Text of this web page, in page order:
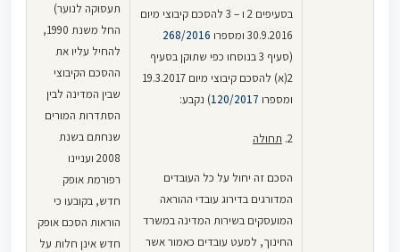
בסעיפים 2 ו – 3 להסכם קיבוצי מיום
30.9.2016 ומספרו
268/2016
(סעיף 3 בנוסחו כפי שתוקן בסעיף
2(א) להסכם קיבוצי מיום 19.3.2017
ומספרו 120/2017) נקבע:
2. תחולה
הסכם זה יחול על כל העובדים
המדורגים בדירוג עובדי ההוראה
המועסקים בשירות המדינה במשרד
החינוך, למעט עובדים כאמור אשר
תעסוקה לנוער)
החל משנת 1990,
להחיל עליו את
ההסכם הקיבוצי
שבין המדינה לבין
הסתדרות המורים
שנחתם בשנת
2008 ועניינו
רפורמת אופק
חדש, בקובעו כי
הוראות הסכם אופק
חדש אינן חלות על